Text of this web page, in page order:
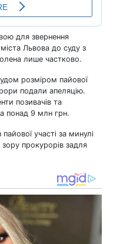
для звернення
Львова до суду з
лише частково.
розміром пайової
подали апеляцію.
позивачів та
понад 9 млн грн.
участі за минулі
прокурорів задля